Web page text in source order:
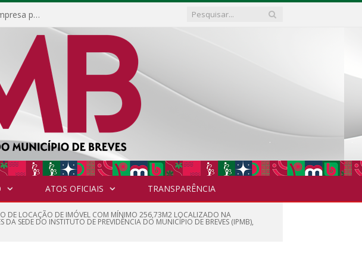
DISPENSA DE LICITAÇÃO Nº 003/2026 ( Contratação de empresa para fornecimento de gêneros alimentícios não perecíveis, materiais de expediente, descartáveis, copa e cozinha, para análise e posterior publicação.)
ATOS OFICIAIS TRANSPARÊNCIA
DE LOCAÇÃO DE IMÓVEL COM MÍNIMO 256,73M2 LOCALIZADO NA
SEDE DO INSTITUTO DE PREVIDÊNCIA DO MUNICÍPIO DE BREVES (IPMB),